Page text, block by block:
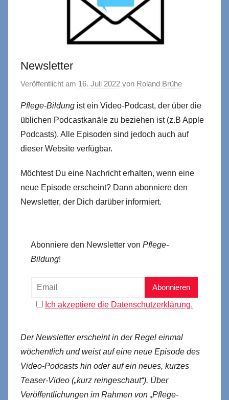
Newsletter
Veröffentlicht am 16. Juli 2022 von Roland Brühe
Pflege-Bildung ist ein Video-Podcast, der über die
üblichen Podcastkanäle zu beziehen ist (z.B Apple
Podcasts). Alle Episoden sind jedoch auch auf
dieser Website verfügbar.
Möchtest Du eine Nachricht erhalten, wenn eine
neue Episode erscheint? Dann abonniere den
Newsletter, der Dich darüber informiert.
Abonniere den Newsletter von Pflege-
Bildung!
Ich akzeptiere die Datenschutzerklärung.
Der Newsletter erscheint in der Regel einmal
wöchentlich und weist auf eine neue Episode des
Video-Podcasts hin oder auf ein neues, kurzes
Teaser-Video („kurz reingeschaut“). Über
Veröffentlichungen im Rahmen von „Pflege-